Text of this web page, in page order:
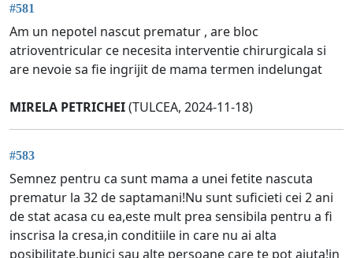
#581
Am un nepotel nascut prematur , are bloc
atrioventricular ce necesita interventie chirurgicala si
are nevoie sa fie ingrijit de mama termen indelungat
MIRELA PETRICHEI(TULCEA, 2024-11-18)
#583
Semnez pentru ca sunt mama a unei fetite nascuta
prematur la 32 de saptamani!Nu sunt suficieti cei 2 ani
de stat acasa cu ea,este mult prea sensibila pentru a fi
inscrisa la cresa,in conditiile in care nu ai alta
posibilitate,bunici sau alte persoane care te pot ajuta!in